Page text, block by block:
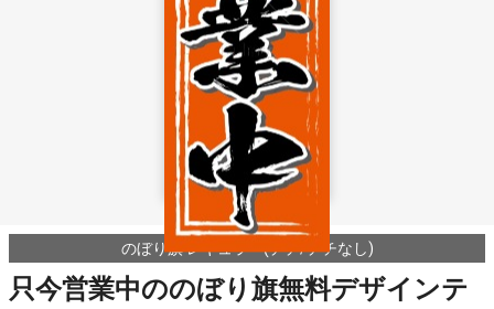
のぼり旗 レギュラー(チチ/チチなし)
只今営業中ののぼり旗無料デザインテ